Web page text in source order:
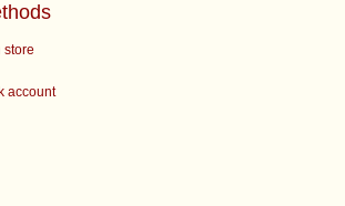
store
account